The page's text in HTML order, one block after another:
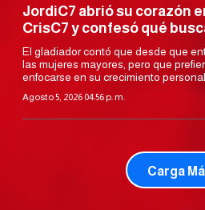
JordiC7 abrió su corazón
CrisC7 y confesó qué
El gladiador contó que desde que
las mujeres mayores, pero que
enfocarse en su crecimiento personal.
Agosto 5, 2026 04:56 p. m.
Carga